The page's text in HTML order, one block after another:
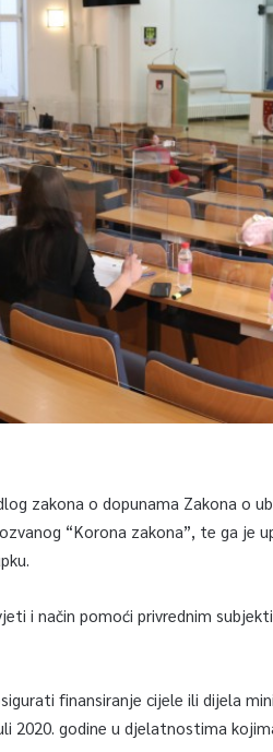
zakona o dopunama Zakona o
“Korona zakona”, te ga je
i način pomoći privrednim
finansiranje cijele ili dijela
2020. godine u djelatnostima